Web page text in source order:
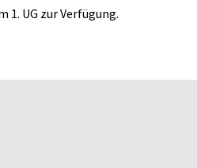
UG zur Verfügung.